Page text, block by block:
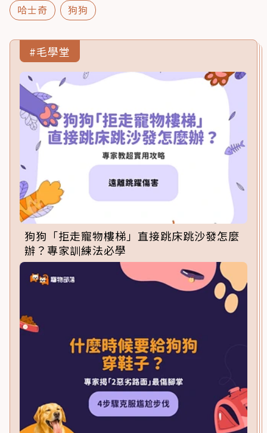
哈士奇 狗狗
#毛學堂
狗狗「拒走寵物樓梯」直接跳床跳沙發怎麼
辦？專家訓練法必學